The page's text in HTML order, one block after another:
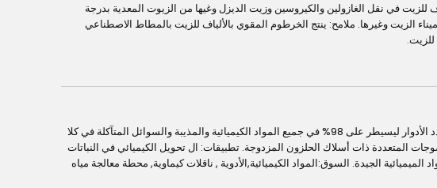
للزيت في نقل الغازولين والكيروسين وزيت الديزل وغيها من الزيوت المعدية بدرجة
الزيت وغيرها. ملامح: ينتج الخرطوم المقوي بالألياف للزيت بالمطاط الاصطناعي
للزيت.
يصمم الخرطوم المطاط الكيميائي المتعدد الأدوار ليسيطر على 98% في جميع المواد الكيميائية والمذيبة والسوائل المتآكلة في كلا
المتعددة ذات أسلاك الحلزون المزدوجة. تطبيقات: ال تحويل الكيميائي في النباتات
الميميائية الجيدة. السوق:المواد الكيميائية,الأدوية , ناقلات كيماوية, محطة معالجة مياه